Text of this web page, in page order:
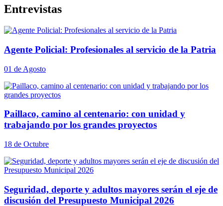
Entrevistas
Agente Policial: Profesionales al servicio de la Patria
01 de Agosto
Paillaco, camino al centenario: con unidad y
trabajando por los grandes proyectos
18 de Octubre
Seguridad, deporte y adultos mayores serán el eje de
discusión del Presupuesto Municipal 2026